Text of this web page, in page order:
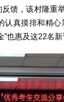
，该村隆重举
认真摸排和精
也惠及这22名新